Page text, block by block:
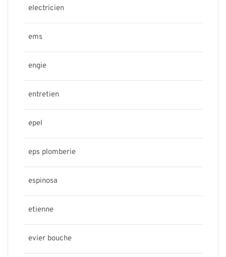
electricien
ems
engie
entretien
epel
eps plomberie
espinosa
etienne
evier bouche